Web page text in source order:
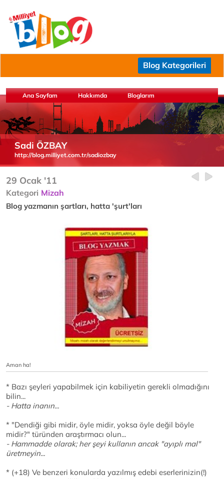
Blog Kategorileri
Ana Sayfam Hakkımda Bloglarım
Sadi ÖZBAY
http://blog.milliyet.com.tr/sadiozbay
29 Ocak '11
Kategori Mizah
Blog yazmanın şartları, hatta 'şurt'ları
Aman ha!
* Bazı şeyleri yapabilmek için kabiliyetin gerekli olmadığını
bilin...
- Hatta inanın...
* "Dendiği gibi midir, öyle midir, yoksa öyle değil böyle
midir?" türünden araştırmacı olun...
- Hammadde olarak; her şeyi kullanın ancak "ayıplı mal"
üretmeyin...
* (+18) Ve benzeri konularda yazılmış edebi eserlerinizin(!)